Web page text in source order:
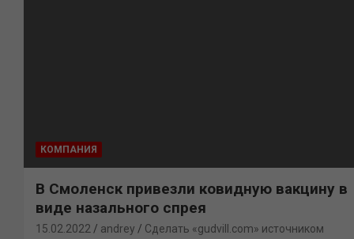
КОМПАНИЯ
В Смоленск привезли ковидную вакцину в
виде назального спрея
15.02.2022 andrey
Сделать «gudvill.com» источником